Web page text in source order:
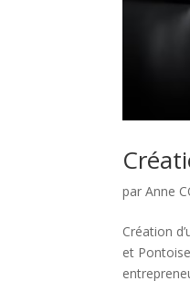
parAnne
Création
et